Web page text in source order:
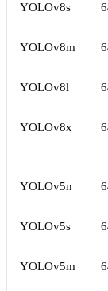
YOLOv8s
YOLOv8m
YOLOv8l
YOLOv8x
YOLOv5n
YOLOv5s
YOLOv5m